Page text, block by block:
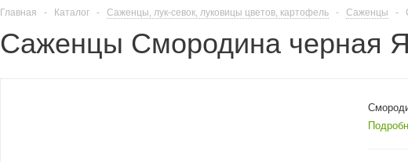
Главная - Каталог - Саженцы, лук-севок, луковицы цветов, картофель - Саженцы -
Саженцы Смородина черная